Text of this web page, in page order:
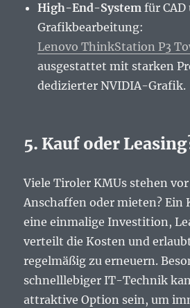
High-End-System für CAD
Grafikbearbeitung:
Lenovo ThinkStation P3
ausgestattet mit starken
dedizierter NVIDIA-Grafik.
5. Kauf oder
Viele Tiroler KMUs stehen vor
Anschaffen oder mieten? Ein
eine einmalige Investition,
verteilt die Kosten und
regelmäßig zu erneuern.
schnelllebiger IT-Technik
attraktive Option sein, um